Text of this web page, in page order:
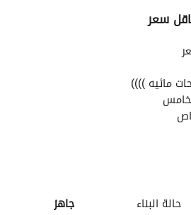
مائيه ))))
حالة البناء
جاهز